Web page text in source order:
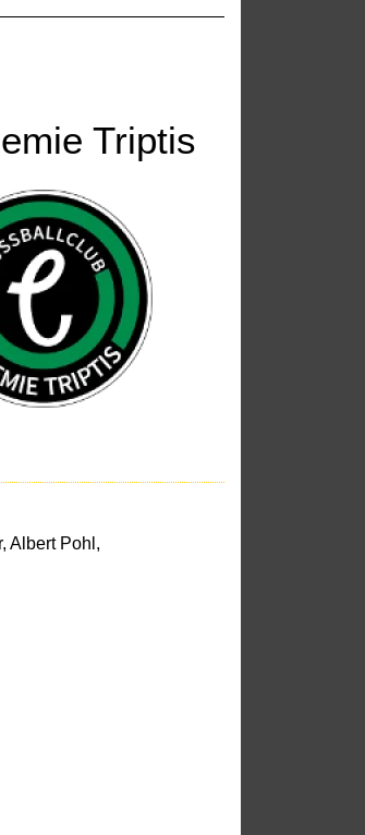
Triptis
, Albert Pohl ,